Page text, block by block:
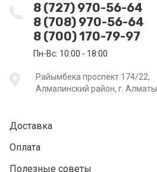
8 (727) 970-56-64
8 (708) 970-56-64
8 (700) 170-79-97
Пн-Вс: 10:00 - 18:00
Райымбека проспект 174/22,
Алмалинский район, г. Алматы
Доставка
Оплата
Полезные советы